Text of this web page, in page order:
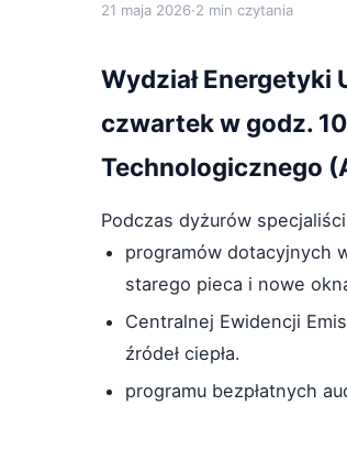
21 maja 2026·2 min czytania
Wydział Energetyki
czwartek w godz.
Technologicznego
Podczas dyżurów
programów dotacyjnych
starego pieca i nowe
Centralnej Ewidencji
źródeł ciepła.
programu bezpłatnych